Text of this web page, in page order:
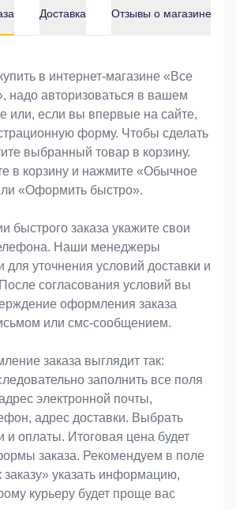
Доставка Отзывы о магазине
в интернет-магазине «Bce
надо авторизоваться в вашем
или, если вы впервые на сайте,
форму. Чтобы сделать
выбранный товар в корзину.
в корзину и нажмите «Обычное
«Оформить быстро».
быстрого заказа укажите свои
Наши менеджеры
для уточнения условий доставки и
согласования условий вы
оформления заказа
или смс-сообщением.
заказа выглядит так:
заполнить все поля
электронной почты,
адрес доставки. Выбрать
и оплаты. Итоговая цена будет
заказа. Рекомендуем в поле
указать информацию,
курьеру будет проще вас